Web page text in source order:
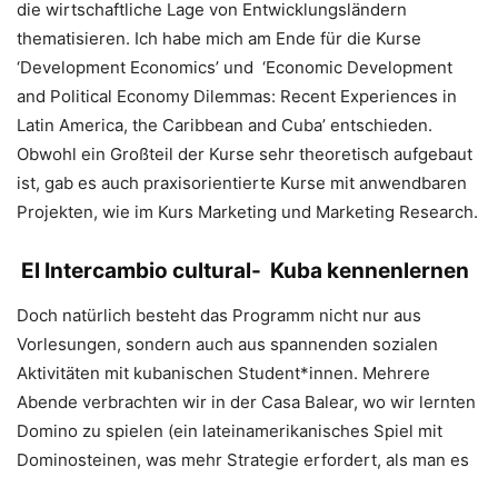
die wirtschaftliche Lage von Entwicklungsländern
thematisieren. Ich habe mich am Ende für die Kurse
‘Development Economics’ und ‘Economic Development
and Political Economy Dilemmas: Recent Experiences in
Latin America, the Caribbean and Cuba’ entschieden.
Obwohl ein Großteil der Kurse sehr theoretisch aufgebaut
ist, gab es auch praxisorientierte Kurse mit anwendbaren
Projekten, wie im Kurs Marketing und Marketing Research.
El Intercambio cultural- Kuba kennenlernen
Doch natürlich besteht das Programm nicht nur aus
Vorlesungen, sondern auch aus spannenden sozialen
Aktivitäten mit kubanischen Student*innen. Mehrere
Abende verbrachten wir in der Casa Balear, wo wir lernten
Domino zu spielen (ein lateinamerikanisches Spiel mit
Dominosteinen, was mehr Strategie erfordert, als man es